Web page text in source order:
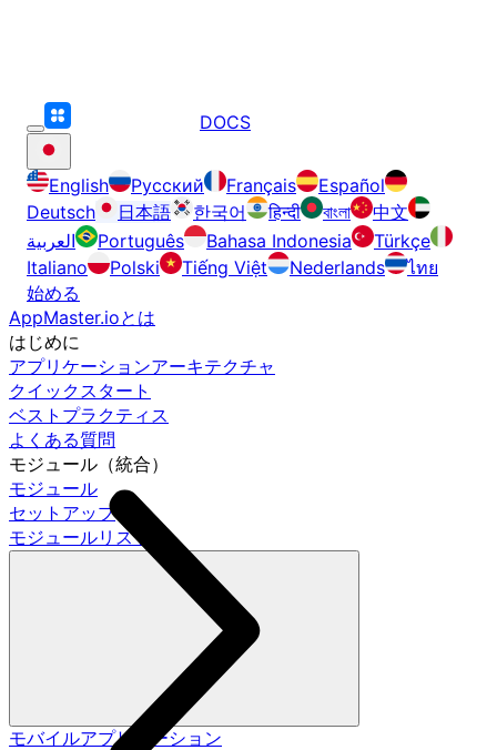
DOCS
English Русский Français
Español
Deutsch
日本語 한국어 हिन्दी বাংলা
中文
العربية
Português Bahasa Indonesia
Türkçe
Italiano
Polski Tiếng Việt Nederlands
ไทย
始める
AppMaster.ioとは
はじめに
アプリケーションアーキテクチャ
クイックスタート
ベストプラクティス
よくある質問
モジュール（統合）
モジュール
セットアップ
モジュールリスト
モバイルアプリケーション